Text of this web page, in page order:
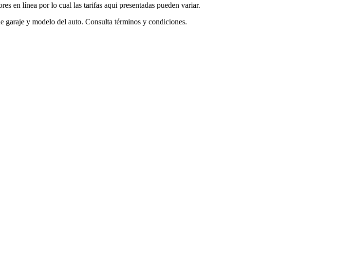
en línea por lo cual las tarifas aqui presentadas pueden variar.
garaje y modelo del auto. Consulta términos y condiciones.